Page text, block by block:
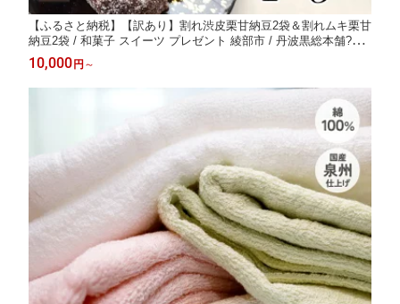
【ふるさと納税】【訳あり】割れ渋皮栗甘納豆2袋＆割れムキ栗甘
納豆2袋 / 和菓子 スイーツ プレゼント 綾部市 / 丹波黒総本舗?樺?
村屋［BSCN032］
10,000円 ～